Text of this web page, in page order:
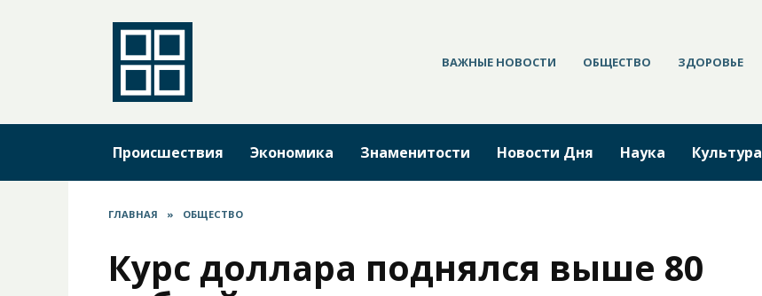
ВАЖНЫЕ НОВОСТИ ОБЩЕСТВО ЗДОРОВЬЕ
Происшествия Экономика Знаменитости Новости Дня Наука Культура
ГЛАВНАЯ » ОБЩЕСТВО
Курс доллара поднялся выше 80